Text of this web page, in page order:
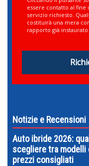
essere contatto al
servizio richiesto.
costituirà una mera
rapporto già
Notizie e Recensioni
Auto ibride 2026:
scegliere tra modelli
prezzi consigliati